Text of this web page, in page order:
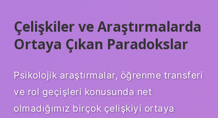
Çelişkiler ve Araştırmalarda
Ortaya Çıkan Paradokslar
Psikolojik araştırmalar, öğrenme transferi
ve rol geçişleri konusunda net
olmadığımız birçok çelişkiyi ortaya